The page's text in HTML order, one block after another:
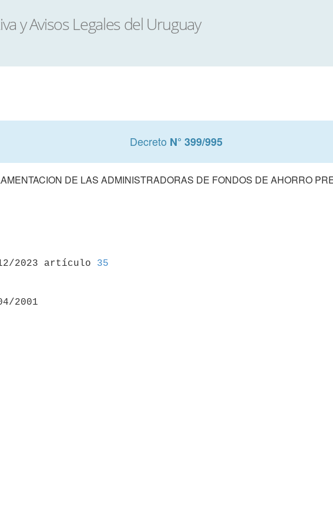
Decreto N° 399/995
DE LAS ADMINISTRADORAS DE FONDOS DE AHORRO
2023 artículo 35